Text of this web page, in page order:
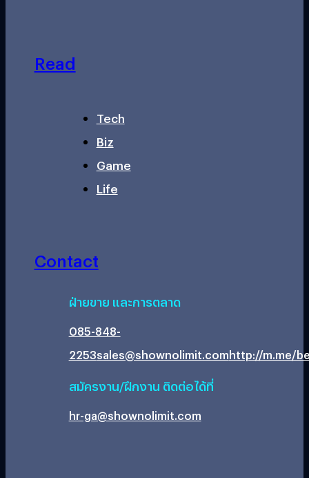
Read
Tech
Biz
Game
Life
Contact
ฝ่ายขาย และการตลาด
085-848-
2253sales@shownolimit.comhttp://m.me/
สมัครงาน/ฝึกงาน ติดต่อได้ที่
hr-ga@shownolimit.com